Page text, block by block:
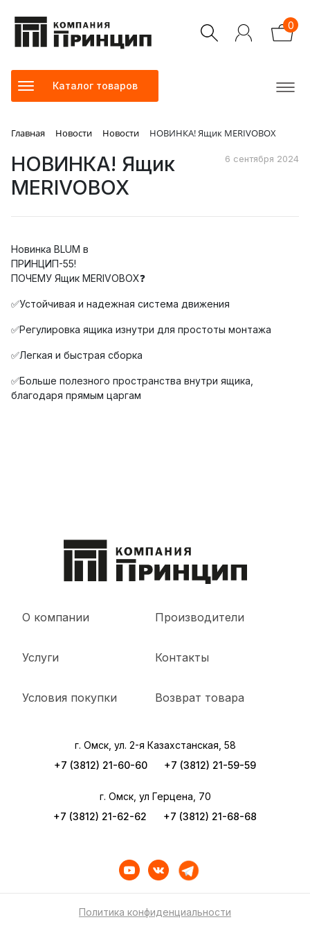
0
Каталог товаров
Главная Новости Новости НОВИНКА! Ящик MERIVOBOX
НОВИНКА! Ящик
MERIVOBOX
6 сентября 2024
Новинка BLUM в
ПРИНЦИП-55!
ПОЧЕМУ Ящик MERIVOBOX❓
✅Устойчивая и надежная система движения
✅Регулировка ящика изнутри для простоты монтажа
✅Легкая и быстрая сборка
✅Больше полезного пространства внутри ящика,
благодаря прямым царгам
О компании
Услуги
Условия покупки
Производители
Контакты
Возврат товара
г. Омск, ул. 2-я Казахстанская, 58
+7 (3812) 21-60-60
+7 (3812) 21-59-59
г. Омск, ул Герцена, 70
+7 (3812) 21-62-62
+7 (3812) 21-68-68
Политика конфиденциальности